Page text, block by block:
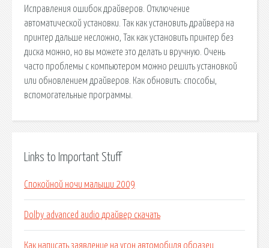
Исправления ошибок драйверов. Отключение
автоматической установки. Так как установить драйвера на
принтер дальше несложно, Так как установить принтер без
диска можно, но вы можете это делать и вручную. Очень
часто проблемы с компьютером можно решить установкой
или обновлением драйверов. Как обновить: способы,
вспомогательные программы.
Links to Important Stuff
Спокойной ночи малыши 2009
Dolby advanced audio драйвер скачать
Как написать заявление на угон автомобиля образец